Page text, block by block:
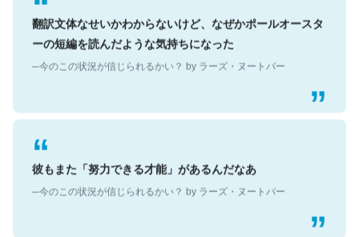
翻訳文体なせいかわからないけど、なぜかポールオースタ
ーの短編を読んだような気持ちになった
─今のこの状況が信じられるかい？ by ラーズ・ヌートバー
彼もまた「努力できる才能」があるんだなあ
─今のこの状況が信じられるかい？ by ラーズ・ヌートバー